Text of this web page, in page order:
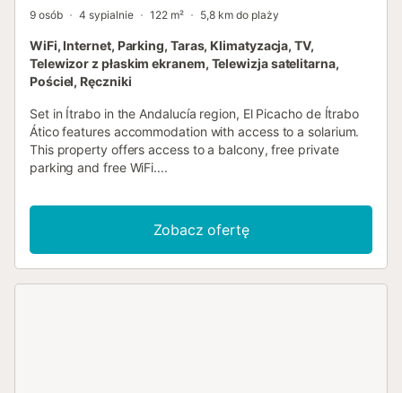
9 osób 4 sypialnie 122 m² 5,8 km do plaży
WiFi, Internet, Parking, Taras, Klimatyzacja, TV,
Telewizor z płaskim ekranem, Telewizja satelitarna,
Pościel, Ręczniki
Set in Ítrabo in the Andalucía region, El Picacho de Ítrabo
Ático features accommodation with access to a solarium.
This property offers access to a balcony, free private
parking and free WiFi....
Zobacz ofertę